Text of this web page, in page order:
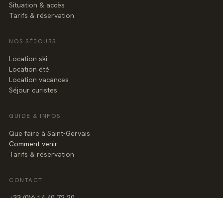
Situation & accès
Tarifs & réservation
NOS SÉJOURS
Location ski
Location été
Location vacances
Séjour curistes
GUIDE & INFOS
Que faire à Saint-Gervais
Comment venir
Tarifs & réservation
CONTACT